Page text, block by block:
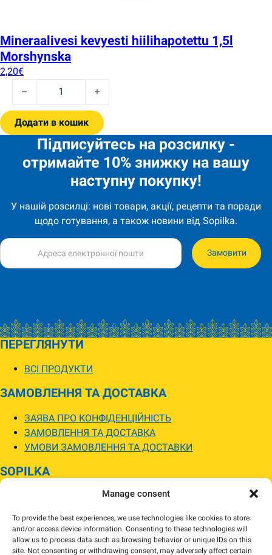
Manage consent
To provide the best experiences, we use technologies like cookies to store
and/or access device information. Consenting to these technologies will
allow us to process data such as browsing behavior or unique IDs on this
site. Not consenting or withdrawing consent, may adversely affect certain
Mineraalivesi kevyesti hiilihapotettu 1,5l
Morshynska
2,20€
Mineraalivesi kevyesti hiilihapotettu 1,5l Morshynska
Додати в кошик
Підписуйтесь на розсилку -
отримайте 10% знижку на вашу
наступну покупку!
У нашій розсилці: нові товари, акції, рецепти та поради
щодо готування, а також новини від Sopilka.
Замовити
ПЕРЕГЛЯНУТИ
ВСІ ПРОДУКТИ
ЗАМОВЛЕННЯ ТА ДОСТАВКА
ЗАЯВА ПРО КОНФІДЕНЦІЙНІСТЬ
ЗАМОВЛЕННЯ ТА ДОСТАВКА
УМОВИ ЗАМОВЛЕННЯ ТА ДОСТАВКИ
SOPILKA
МАГАЗИНИ SOPILKA
НОВИНИ